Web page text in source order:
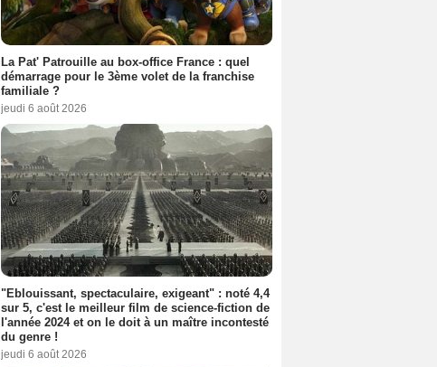
La Pat' Patrouille au box-office France : quel
démarrage pour le 3ème volet de la franchise
familiale ?
jeudi 6 août 2026
"Eblouissant, spectaculaire, exigeant" : noté 4,4
sur 5, c'est le meilleur film de science-fiction de
l'année 2024 et on le doit à un maître incontesté
du genre !
jeudi 6 août 2026